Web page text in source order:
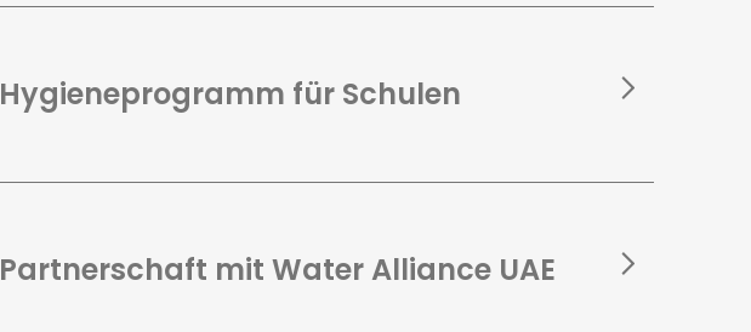
Hygieneprogramm für Schulen
Partnerschaft mit Water Alliance UAE